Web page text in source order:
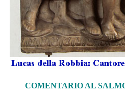
COMENTARIO AL